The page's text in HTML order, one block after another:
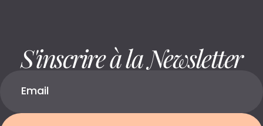
S'inscrire à la Newsletter